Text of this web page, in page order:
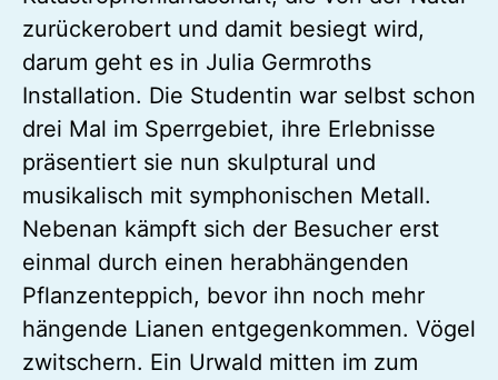
zurückerobert und damit besiegt wird,
darum geht es in Julia Germroths
Installation. Die Studentin war selbst schon
drei Mal im Sperrgebiet, ihre Erlebnisse
präsentiert sie nun skulptural und
musikalisch mit symphonischen Metall.
Nebenan kämpft sich der Besucher erst
einmal durch einen herabhängenden
Pflanzenteppich, bevor ihn noch mehr
hängende Lianen entgegenkommen. Vögel
zwitschern. Ein Urwald mitten im zum